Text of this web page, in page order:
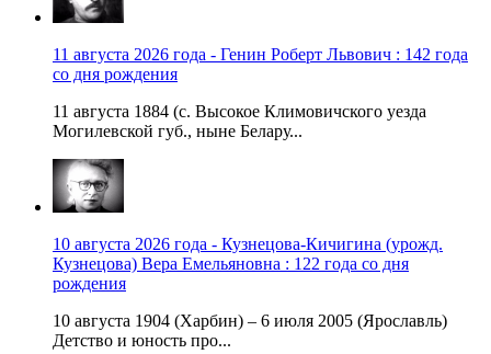
11 августа 2026 года - Генин Роберт Львович : 142 года
со дня рождения
11 августа 1884 (с. Высокое Климовичского уезда
Могилевской губ., ныне Белару...
10 августа 2026 года - Кузнецова-Кичигина (урожд.
Кузнецова) Вера Емельяновна : 122 года со дня
рождения
10 августа 1904 (Харбин) – 6 июля 2005 (Ярославль)
Детство и юность про...